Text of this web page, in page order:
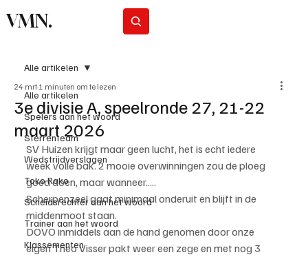
VMN.
Alle artikelen
Spelers aan het woord
Sterrenteam
Wedstrijdverslagen
Toko Roko
Scheidsrechter aan het woord
Trainer aan het woord
Klassementen
Alle artikelen
3e divisie A, speelronde 27, 21-22
maart 2026
24 mrt 1 minuten om te lezen
SV Huizen krijgt maar geen lucht, het is echt iedere
week volle bak. 2 mooie overwinningen zou de ploeg
goed doen, maar wanneer.....
Scherpenzeel gaat minimaal onderuit en blijft in de
middenmoot staan.
DOVO inmiddels aan de hand genomen door onze
eigen Theo Visser pakt weer een zege en met nog 3